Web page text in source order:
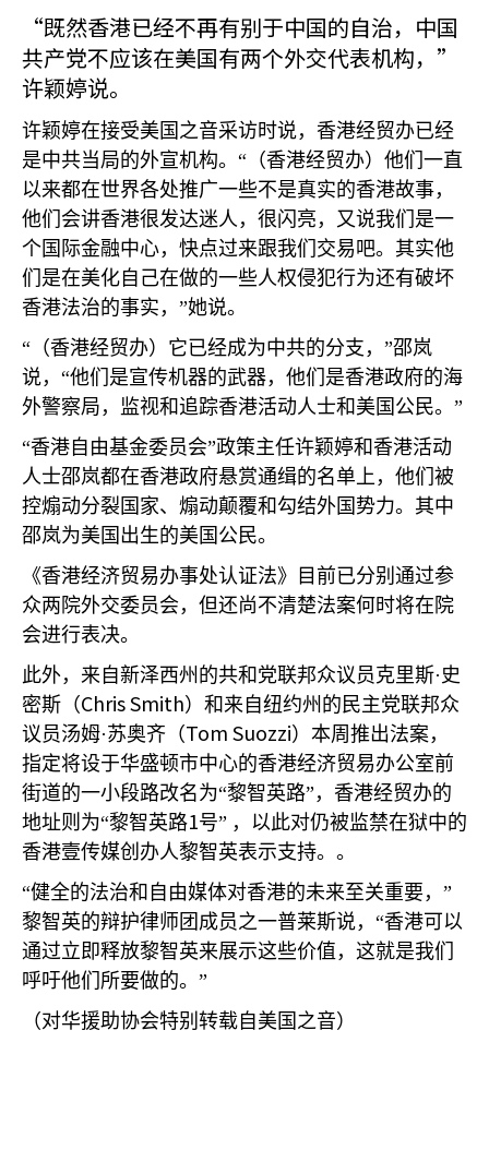
“既然香港已经不再有别于中国的自治，中国
共产党不应该在美国有两个外交代表机构，”
许颖婷说。
许颖婷在接受美国之音采访时说，香港经贸办已经
是中共当局的外宣机构。“（香港经贸办）他们一直
以来都在世界各处推广一些不是真实的香港故事，
他们会讲香港很发达迷人，很闪亮，又说我们是一
个国际金融中心，快点过来跟我们交易吧。其实他
们是在美化自己在做的一些人权侵犯行为还有破坏
香港法治的事实，”她说。
“（香港经贸办）它已经成为中共的分支，”邵岚
说，“他们是宣传机器的武器，他们是香港政府的海
外警察局，监视和追踪香港活动人士和美国公民。”
“香港自由基金委员会”政策主任许颖婷和香港活动
人士邵岚都在香港政府悬赏通缉的名单上，他们被
控煽动分裂国家、煽动颠覆和勾结外国势力。其中
邵岚为美国出生的美国公民。
《香港经济贸易办事处认证法》目前已分别通过参
众两院外交委员会，但还尚不清楚法案何时将在院
会进行表决。
此外，来自新泽西州的共和党联邦众议员克里斯·史
密斯（Chris Smith）和来自纽约州的民主党联邦众
议员汤姆·苏奥齐（Tom Suozzi）本周推出法案，
指定将设于华盛顿市中心的香港经济贸易办公室前
街道的一小段路改名为“黎智英路”，香港经贸办的
地址则为“黎智英路1号” ，以此对仍被监禁在狱中的
香港壹传媒创办人黎智英表示支持。。
“健全的法治和自由媒体对香港的未来至关重要，”
黎智英的辩护律师团成员之一普莱斯说，“香港可以
通过立即释放黎智英来展示这些价值，这就是我们
呼吁他们所要做的。”
（对华援助协会特别转载自美国之音）